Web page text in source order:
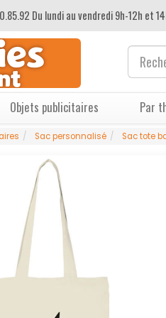
Du lundi au vendredi 9h-12h et
Objets publicitaires Par
Sac personnalisé Sac tote